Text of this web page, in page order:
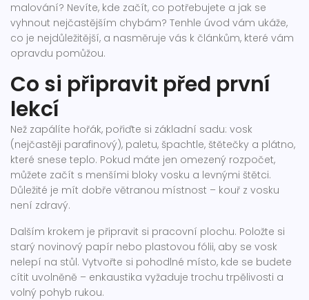
malování? Nevíte, kde začít, co potřebujete a jak se
vyhnout nejčastějším chybám? Tenhle úvod vám ukáže,
co je nejdůležitější, a nasměruje vás k článkům, které vám
opravdu pomůžou.
Co si připravit před první
lekcí
Než zapálíte hořák, pořiďte si základní sadu: vosk
(nejčastěji parafinový), paletu, špachtle, štětečky a plátno,
které snese teplo. Pokud máte jen omezený rozpočet,
můžete začít s menšími bloky vosku a levnými štětci.
Důležité je mít dobře větranou místnost – kouř z vosku
není zdravý.
Dalším krokem je připravit si pracovní plochu. Položte si
starý novinový papír nebo plastovou fólii, aby se vosk
nelepí na stůl. Vytvořte si pohodlné místo, kde se budete
cítit uvolněně – enkaustika vyžaduje trochu trpělivosti a
volný pohyb rukou.